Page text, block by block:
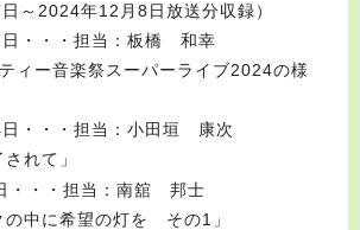
～2024年12月8日放送分収録）
日・・・担当：板橋 和幸
ィー音楽祭スーパーライブ2024の様
日・・・担当：小田垣 康次
れて」
・・・担当：南舘 邦士
中に希望の灯を その1」